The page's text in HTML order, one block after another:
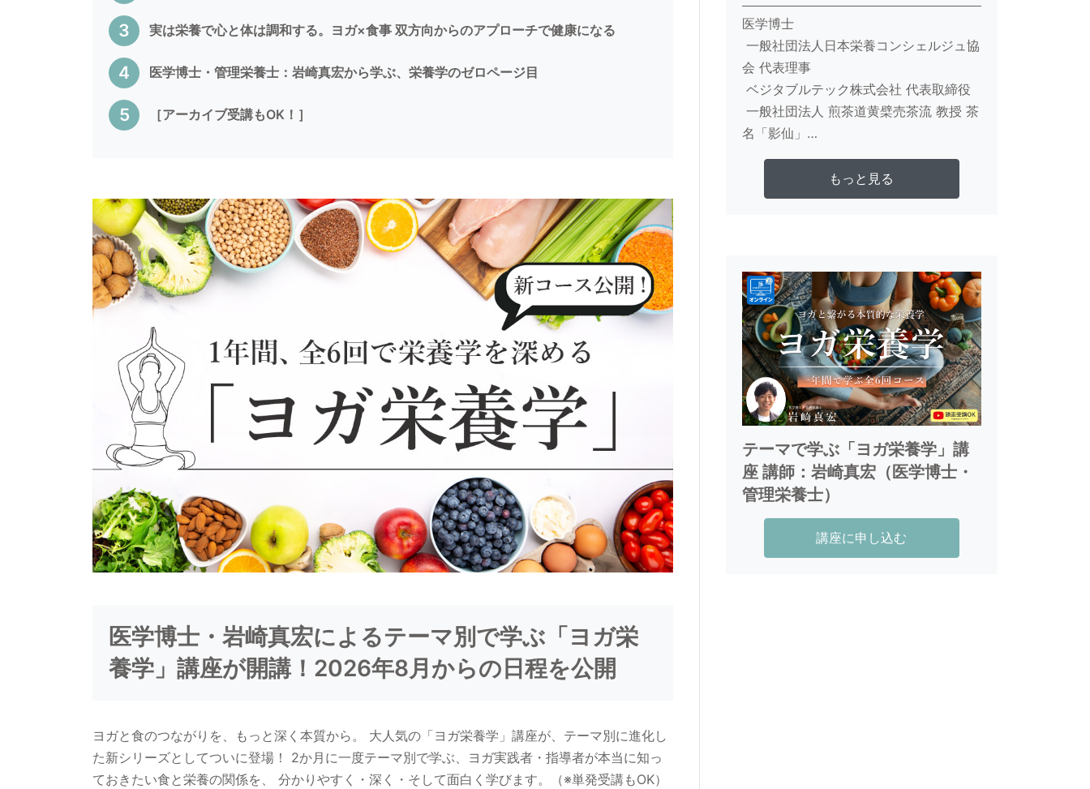
実は栄養で心と体は調和する。ヨガ×食事 双方向からのアプローチで健康になる
医学博士・管理栄養士：岩崎真宏から学ぶ、栄養学のゼロページ目
［アーカイブ受講もOK！］
医学博士・岩崎真宏によるテーマ別で学ぶ「ヨガ栄
養学」講座が開講！2026年8月からの日程を公開
ヨガと食のつながりを、もっと深く本質から。 大人気の「ヨガ栄養学」講座が、テーマ別に進化し
た新シリーズとしてついに登場！ 2か月に一度テーマ別で学ぶ、ヨガ実践者・指導者が本当に知っ
ておきたい食と栄養の関係を、 分かりやすく・深く・そして面白く学びます。（※単発受講もOK）
医学博士
一般社団法人日本栄養コンシェルジュ協
会 代表理事
ベジタブルテック株式会社 代表取締役
一般社団法人 煎茶道黄檗売茶流 教授 茶
名「影仙」
医学研究者および病院管理栄養士として
生活習慣病治療のための基礎・臨床研究
を行い国内外での研究発表と受賞実績を
士とともに栄養に関する指導者・教育者
育成と活動支援を行う。栄養学からみた
野菜の健康価値と野菜不足の社会課題の
ギャップ、廃棄野菜や食糧安全保障など
の農業課題を解決するため、ヘルスケア
と農業の循環型事業に取り組むベジタブ
ルテック株式会社を創業。文化の面から
も心身の健康と美意識を探求するため黄
檗売茶流の煎茶道に精進している。大切
にしている言葉は五穀豊穣。
さらに詳しく見る
もっと見る
テーマで学ぶ「ヨガ栄養学」講
座 講師：岩崎真宏（医学博士・
管理栄養士）
講座に申し込む